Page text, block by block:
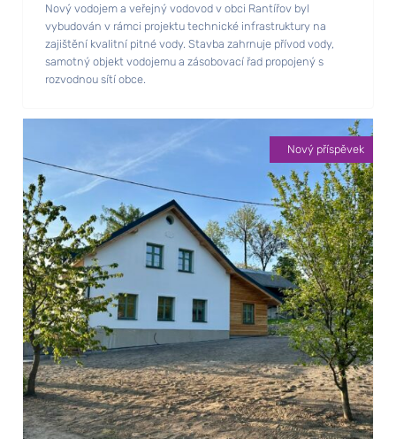
Nový vodojem a veřejný vodovod v obci Rantířov byl
vybudován v rámci projektu technické infrastruktury na
zajištění kvalitní pitné vody. Stavba zahrnuje přívod vody,
samotný objekt vodojemu a zásobovací řad propojený s
rozvodnou sítí obce.
Nový příspěvek